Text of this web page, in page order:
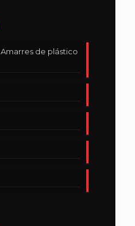
de plástico